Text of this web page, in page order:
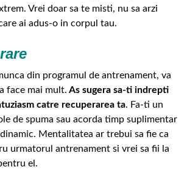
Vrei doar sa te misti, nu sa arzi
ai adus-o in corpul tau.
din programul de antrenament, va
face mai mult. As sugera sa-ti indrepti
catre recuperarea ta. Fa-ti un
de spuma sau acorda timp suplimentar
Mentalitatea ar trebui sa fie ca
urmatorul antrenament si vrei sa fii la
el.